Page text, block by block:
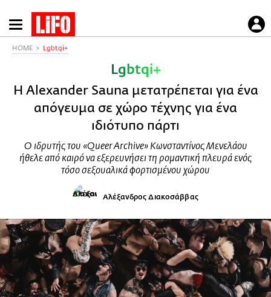
Παράκαμψη
προς
HOME Lgbtqi+
Lgbtqi+
Η Alexander Sauna μετατρέπεται για ένα
απόγευμα σε χώρο τέχνης για ένα
ιδιότυπο πάρτι
Ο ιδρυτής του «Queer Archive» Κωνσταντίνος Μενελάου
ήθελε από καιρό να εξερευνήσει τη ρομαντική πλευρά ενός
τόσο σεξουαλικά φορτισμένου χώρου
Αλέξανδρος Διακοσάββας